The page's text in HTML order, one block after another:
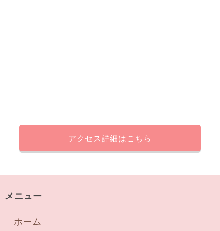
アクセス詳細はこちら
メニュー
ホーム